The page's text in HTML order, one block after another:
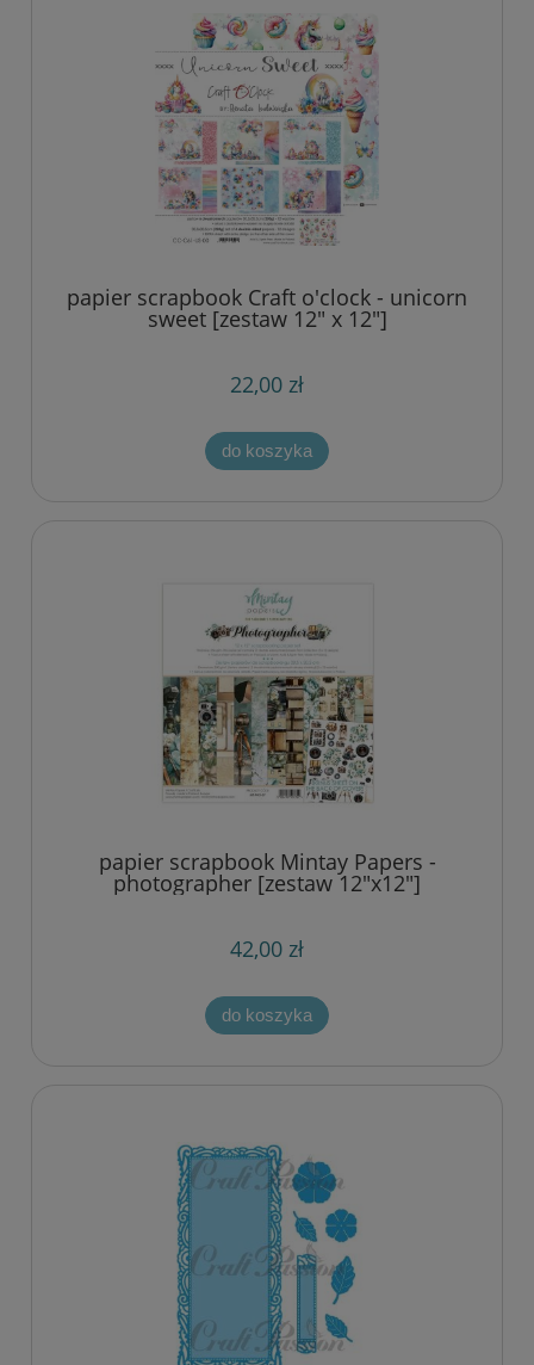
papier scrapbook Craft o'clock - unicorn
sweet [zestaw 12" x 12"]
22,00 zł
do koszyka
papier scrapbook Mintay Papers -
photographer [zestaw 12"x12"]
42,00 zł
do koszyka